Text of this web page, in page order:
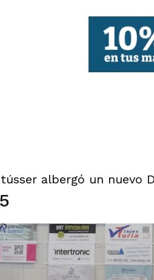
albergó un nuevo